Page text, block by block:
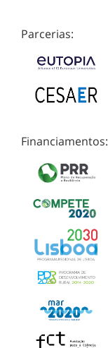
Parcerias:
Financiamentos: